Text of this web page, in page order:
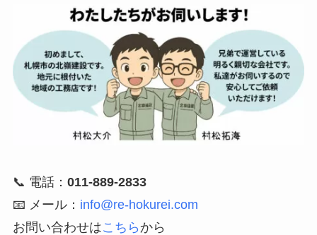
📞 電話： 011-889-2833
📧 メール： info@re-hokurei.com
お問い合わせはこちら から